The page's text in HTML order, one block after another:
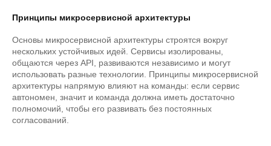
Принципы микросервисной архитектуры
Основы микросервисной архитектуры строятся вокруг
нескольких устойчивых идей. Сервисы изолированы,
общаются через API, развиваются независимо и могут
использовать разные технологии. Принципы микросервисной
архитектуры напрямую влияют на команды: если сервис
автономен, значит и команда должна иметь достаточно
полномочий, чтобы его развивать без постоянных
согласований.